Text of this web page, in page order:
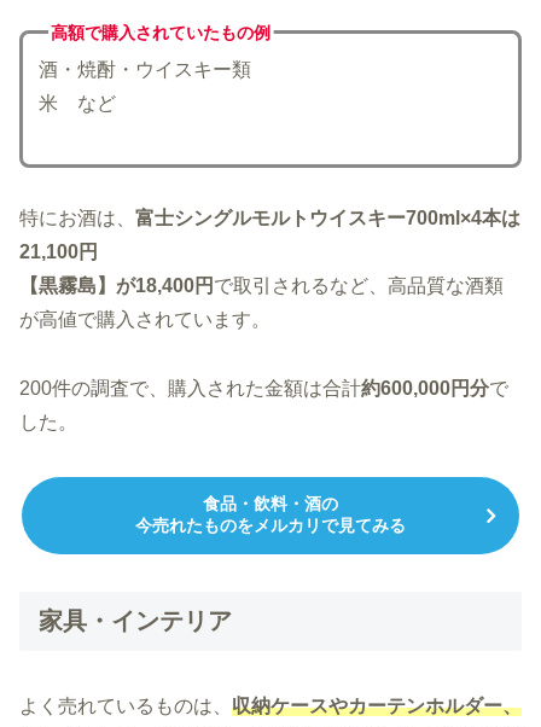
高額で購入されていたもの例
酒・焼酎・ウイスキー類
米 など
特にお酒は、 富士シングルモルトウイスキー700ml×4本は
21,100円
【黒霧島】が18,400円 で取引されるなど、高品質な酒類
が高値で購入されています。
200件の調査で、購入された金額は合計約600,000円分で
した。
食品・飲料・酒の
今売れたものをメルカリで見てみる
家具・インテリア
よく売れているものは、 収納ケースやカーテンホルダー、